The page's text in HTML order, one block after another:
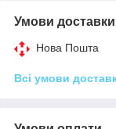
Умови доставки
Нова Пошта
Всі умови